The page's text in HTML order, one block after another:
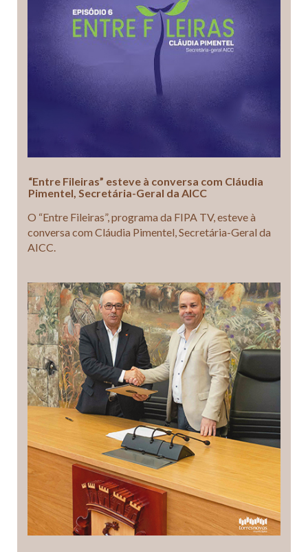
“Entre Fileiras” esteve à conversa com Cláudia
Pimentel, Secretária-Geral da AICC
O “Entre Fileiras”, programa da FIPA TV, esteve à
conversa com Cláudia Pimentel, Secretária-Geral da
AICC.